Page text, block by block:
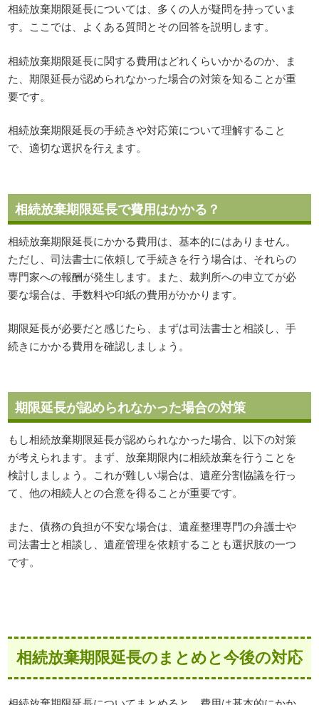
相続放棄期限延長については、多くの人が疑問を持っていま
す。ここでは、よくある質問とその回答を説明します。
相続放棄期限延長に関する費用はどれくらいかかるのか、ま
た、期限延長が認められなかった場合の対策を知ることが重
要です。
相続放棄期限延長の手続きや対応策について理解すること
で、適切な選択を行えます。
相続放棄期限延長で費用はかかる？
相続放棄期限延長にかかる費用は、基本的にはありません。
ただし、司法書士に依頼して手続きを行う場合は、それらの
専門家への報酬が発生します。また、裁判所への申立てが必
要な場合は、手数料や印紙の費用がかかります。
期限延長が必要だと感じたら、まずは司法書士と相談し、手
続きにかかる費用を確認しましょう。
期限延長が認められなかった場合の対策
もし相続放棄期限延長が認められなかった場合、以下の対策
が考えられます。まず、放棄期限内に相続放棄を行うことを
検討しましょう。これが難しい場合は、遺産分割協議を行っ
て、他の相続人との合意を得ることが重要です。
また、債務の負担が不安な場合は、遺産整理専門の弁護士や
司法書士と相談し、遺産管理を依頼することも選択肢の一つ
です。
相続放棄期限延長のまとめと今後の対応